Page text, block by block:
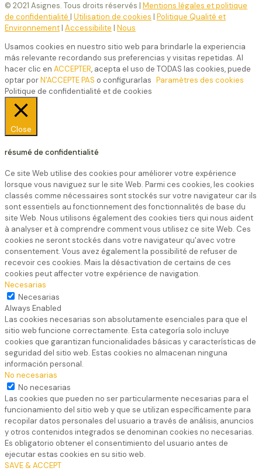
© 2021 Asignes. Tous droits réservés | Mentions légales et politique
de confidentialité | Utilisation de cookies | Politique Qualité et
Environnement| Accessibilite | Nous
Usamos cookies en nuestro sitio web para brindarle la experiencia
más relevante recordando sus preferencias y visitas repetidas. Al
hacer clic en ACCEPTER, acepta el uso de TODAS las cookies, puede
optar porN'ACCEPTE PAS o configurarlas Paramètres des cookies
Politique de confidentialité et de cookies
Close
résumé de confidentialité
Ce site Web utilise des cookies pour améliorer votre expérience
lorsque vous naviguez sur le site Web. Parmi ces cookies, les cookies
classés comme nécessaires sont stockés sur votre navigateur car ils
sont essentiels au fonctionnement des fonctionnalités de base du
site Web. Nous utilisons également des cookies tiers qui nous aident
à analyser et à comprendre comment vous utilisez ce site Web. Ces
cookies ne seront stockés dans votre navigateur qu'avec votre
consentement. Vous avez également la possibilité de refuser de
recevoir ces cookies. Mais la désactivation de certains de ces
cookies peut affecter votre expérience de navigation.
Necesarias
Necesarias
Always Enabled
Las cookies necesarias son absolutamente esenciales para que el
sitio web funcione correctamente. Esta categoría solo incluye
cookies que garantizan funcionalidades básicas y características de
seguridad del sitio web. Estas cookies no almacenan ninguna
información personal.
No necesarias
No necesarias
Las cookies que pueden no ser particularmente necesarias para el
funcionamiento del sitio web y que se utilizan específicamente para
recopilar datos personales del usuario a través de análisis, anuncios
y otros contenidos integrados se denominan cookies no necesarias.
Es obligatorio obtener el consentimiento del usuario antes de
ejecutar estas cookies en su sitio web.
SAVE & ACCEPT